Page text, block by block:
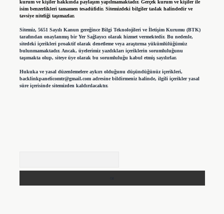
kurum ve kişiler hakkında paylaşım yapılmamaktadır. Gerçek kurum ve kişiler ile
isim benzerlikleri tamamen tesadüfidir. Sitemizdeki bilgiler taslak halindedir ve
tavsiye niteliği taşımazlar.
Sitemiz, 5651 Sayılı Kanun gereğince Bilgi Teknolojileri ve İletişim Kurumu (BTK)
tarafından onaylanmış bir Yer Sağlayıcı olarak hizmet vermektedir. Bu nedenle,
sitedeki içerikleri proaktif olarak denetleme veya araştırma yükümlülüğümüz
bulunmamaktadır. Ancak, üyelerimiz yazdıkları içeriklerin sorumluluğunu
taşımakta olup, siteye üye olarak bu sorumluluğu kabul etmiş sayılırlar.
Hukuka ve yasal düzenlemelere aykırı olduğunu düşündüğünüz içerikleri,
backlinkpanelicomtr@gmail.comadresine bildirmeniz halinde, ilgili içerikler yasal
süre içerisinde sitemizden kaldırılacaktır.